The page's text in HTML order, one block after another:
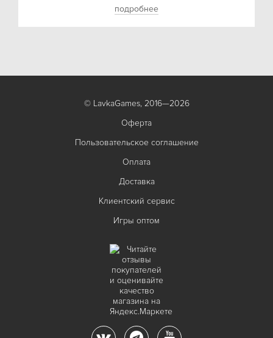
подробнее
© LavkaGames, 2016—2026
Оферта
Пользовательское соглашение
Оплата
Доставка
Клиентский сервис
Игры оптом